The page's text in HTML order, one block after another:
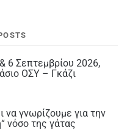
6 Σεπτεμβρίου 2026,
ΟΣΥ – Γκάζι
να γνωρίζουμε για την
νόσο της γάτας